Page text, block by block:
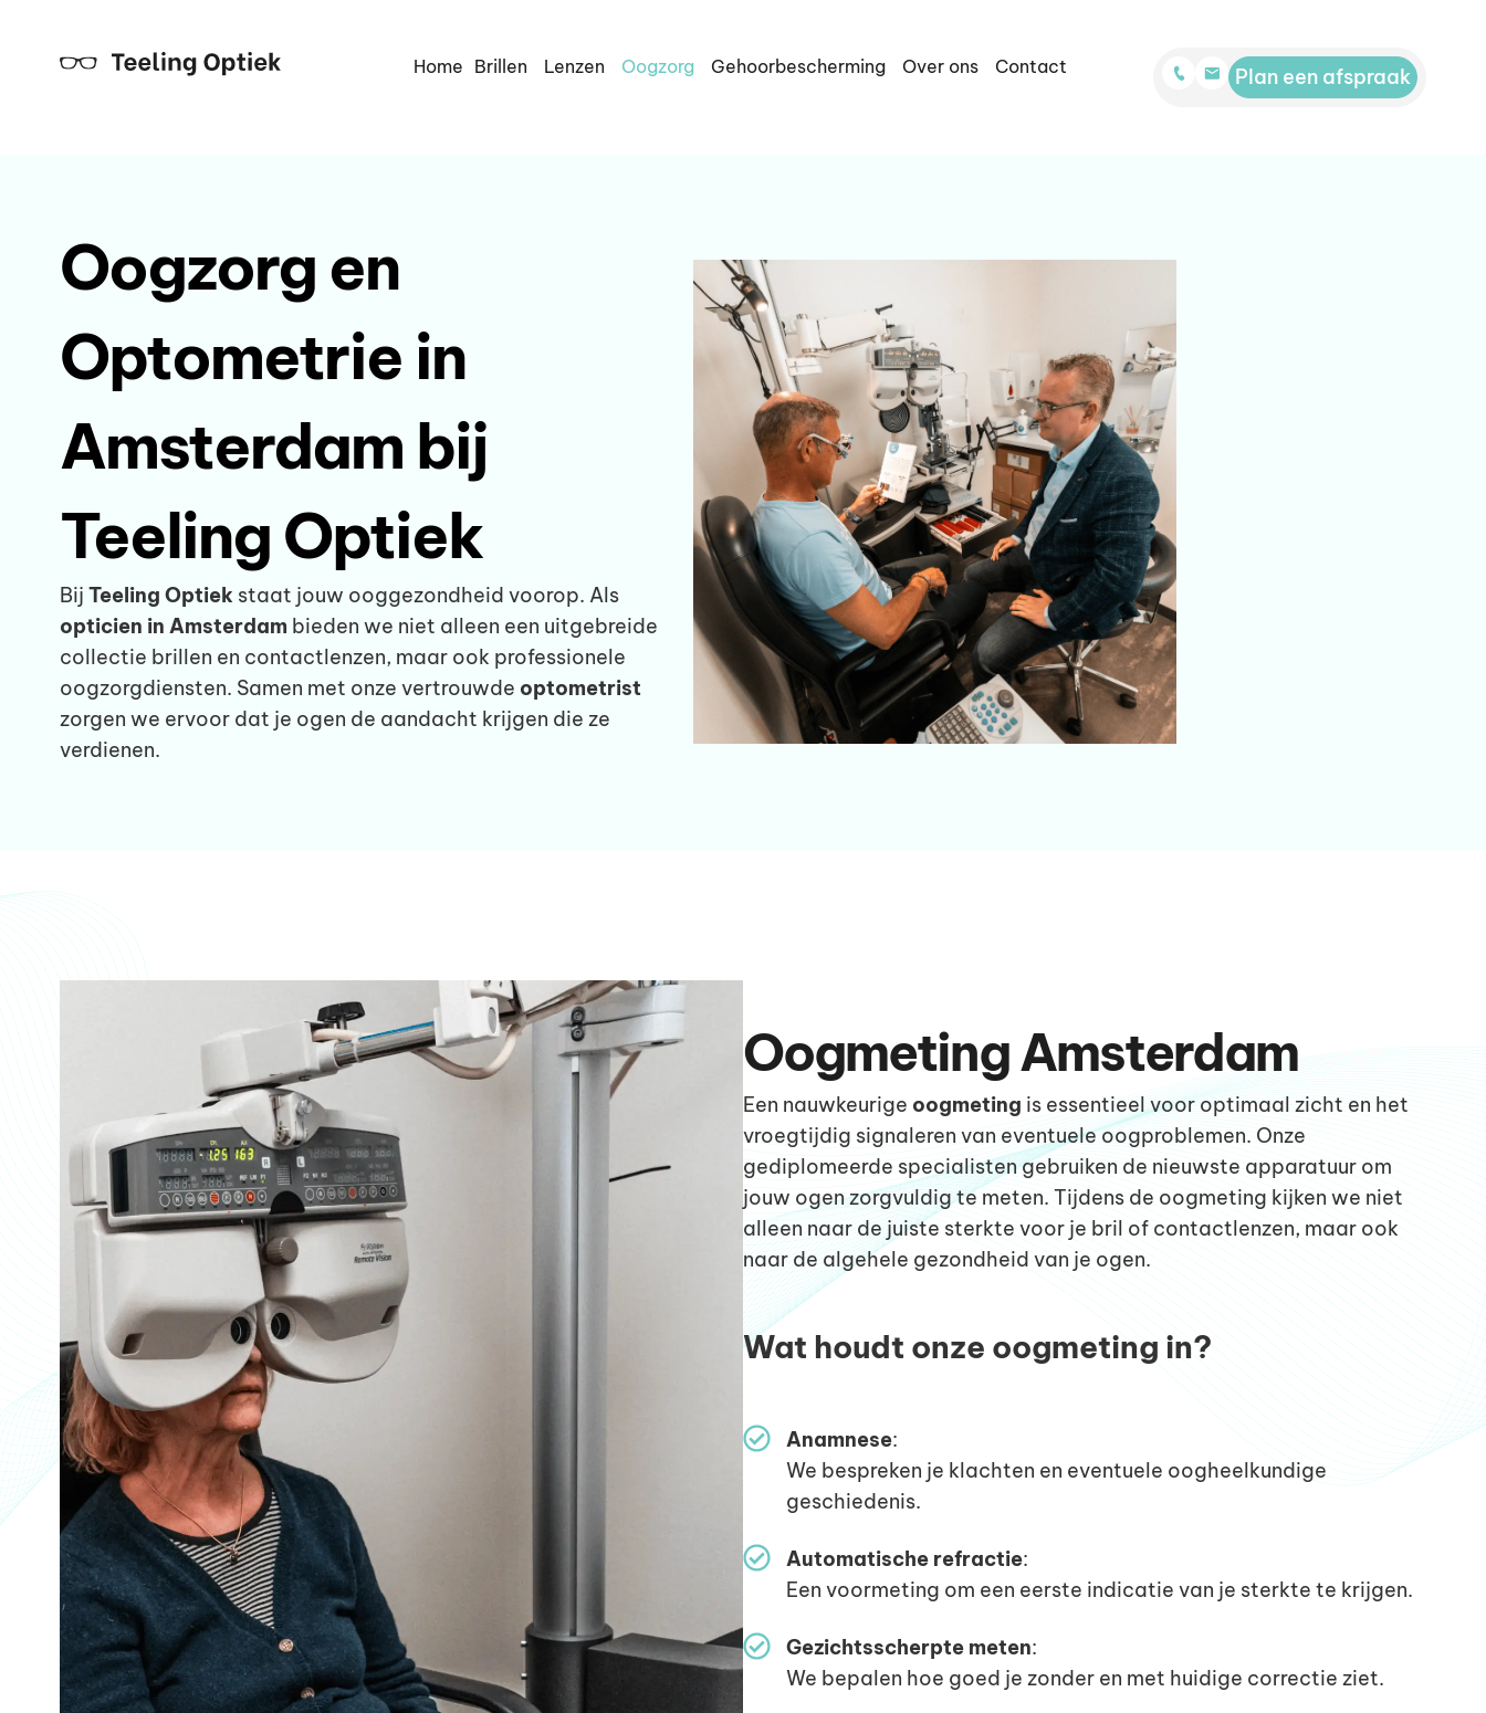
Home Brillen Lenzen Oogzorg Gehoorbescherming Over ons Contact Plan een afspraak
Oogzorg en
Optometrie in
Amsterdam bij
Teeling Optiek
Bij Teeling Optiek staat jouw ooggezondheid voorop. Als
opticien in Amsterdam bieden we niet alleen een uitgebreide
collectie brillen en contactlenzen, maar ook professionele
oogzorgdiensten. Samen met onze vertrouwde optometrist
zorgen we ervoor dat je ogen de aandacht krijgen die ze
verdienen.
Oogmeting Amsterdam
Een nauwkeurige oogmeting is essentieel voor optimaal zicht en het
vroegtijdig signaleren van eventuele oogproblemen. Onze
gediplomeerde specialisten gebruiken de nieuwste apparatuur om
jouw ogen zorgvuldig te meten. Tijdens de oogmeting kijken we niet
alleen naar de juiste sterkte voor je bril of contactlenzen, maar ook
naar de algehele gezondheid van je ogen.
Wat houdt onze oogmeting in?
Anamnese:
We bespreken je klachten en eventuele oogheelkundige
geschiedenis.
Automatische refractie:
Een voormeting om een eerste indicatie van je sterkte te krijgen.
Gezichtsscherpte meten:
We bepalen hoe goed je zonder en met huidige correctie ziet.